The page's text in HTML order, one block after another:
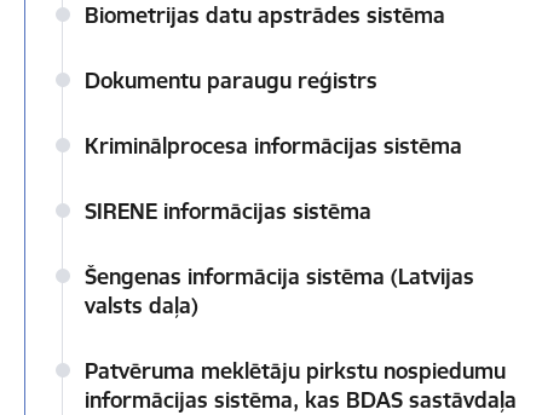
Biometrijas datu apstrādes sistēma
Dokumentu paraugu reģistrs
Kriminālprocesa informācijas sistēma
SIRENE informācijas sistēma
Šengenas informācija sistēma (Latvijas
valsts daļa)
Patvēruma meklētāju pirkstu nospiedumu
informācijas sistēma, kas BDAS sastāvdaļa